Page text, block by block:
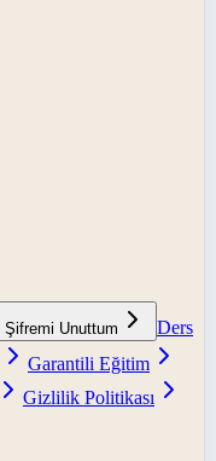
Şifremi Unuttum
Ders
Garantili Eğitim
Gizlilik Politikası